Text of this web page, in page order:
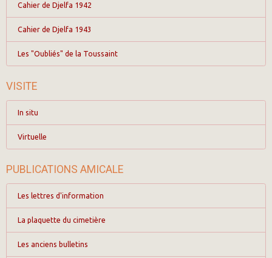
Cahier de Djelfa 1942
Cahier de Djelfa 1943
Les "Oubliés" de la Toussaint
VISITE
In situ
Virtuelle
PUBLICATIONS AMICALE
Les lettres d'information
La plaquette du cimetière
Les anciens bulletins